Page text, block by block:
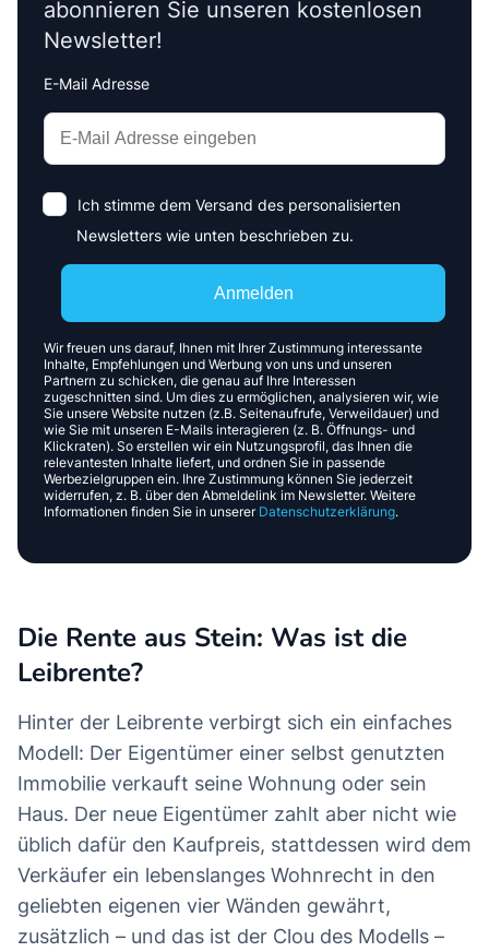
abonnieren Sie unseren kostenlosen
Newsletter!
E-Mail Adresse
Interests
Amount
Anmelden
Ich stimme dem Versand des personalisierten
Newsletters wie unten beschrieben zu.
Wir freuen uns darauf, Ihnen mit Ihrer Zustimmung interessante
Inhalte, Empfehlungen und Werbung von uns und unseren
Partnern zu schicken, die genau auf Ihre Interessen
zugeschnitten sind. Um dies zu ermöglichen, analysieren wir, wie
Sie unsere Website nutzen (z.B. Seitenaufrufe, Verweildauer) und
wie Sie mit unseren E-Mails interagieren (z. B. Öffnungs- und
Klickraten). So erstellen wir ein Nutzungsprofil, das Ihnen die
relevantesten Inhalte liefert, und ordnen Sie in passende
Werbezielgruppen ein. Ihre Zustimmung können Sie jederzeit
widerrufen, z. B. über den Abmeldelink im Newsletter. Weitere
Informationen finden Sie in unserer Datenschutzerklärung.
Die Rente aus Stein: Was ist die
Leibrente?
Hinter der Leibrente verbirgt sich ein einfaches
Modell: Der Eigentümer einer selbst genutzten
Immobilie verkauft seine Wohnung oder sein
Haus. Der neue Eigentümer zahlt aber nicht wie
üblich dafür den Kaufpreis, stattdessen wird dem
Verkäufer ein lebenslanges Wohnrecht in den
geliebten eigenen vier Wänden gewährt,
zusätzlich – und das ist der Clou des Modells –